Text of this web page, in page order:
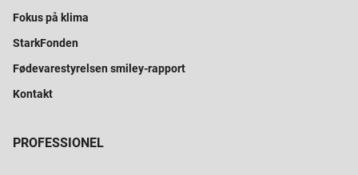
Fokus på klima
StarkFonden
Fødevarestyrelsen smiley-rapport
Kontakt
PROFESSIONEL